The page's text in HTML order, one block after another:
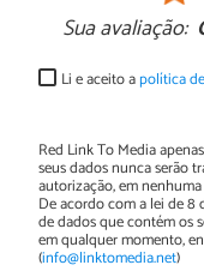
Sua avaliação:
Li e aceito apolítica
Red Link To Media
seus dados nunca serão
autorização, em
De acordo com a lei de 8
de dados que contém os
em qualquer momento,
(info@linktomedia.net)